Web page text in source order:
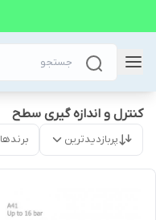
کنترل و اندازه گیری سطح
پربازدیدترین برندها